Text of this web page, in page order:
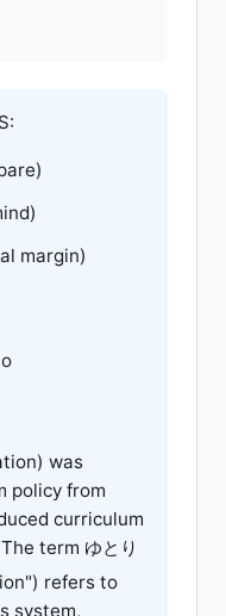
margin)
was
policy from
curriculum
term ゆとり
refers to
system,